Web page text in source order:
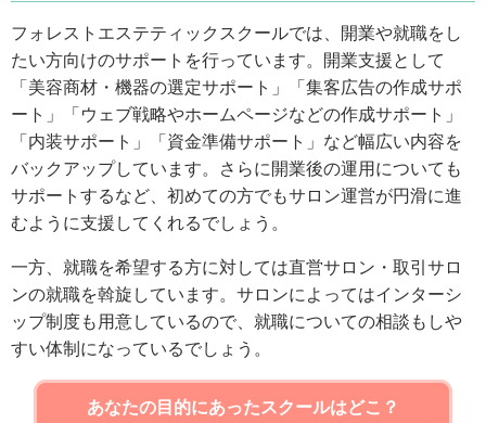
フォレストエステティックスクールでは、開業や就職をし
たい方向けのサポートを行っています。開業支援として
「美容商材・機器の選定サポート」「集客広告の作成サポ
ート」「ウェブ戦略やホームページなどの作成サポート」
「内装サポート」「資金準備サポート」など幅広い内容を
バックアップしています。さらに開業後の運用についても
サポートするなど、初めての方でもサロン運営が円滑に進
むように支援してくれるでしょう。
一方、就職を希望する方に対しては直営サロン・取引サロ
ンの就職を斡旋しています。サロンによってはインターシ
ップ制度も用意しているので、就職についての相談もしや
すい体制になっているでしょう。
あなたの目的にあったスクールはどこ？